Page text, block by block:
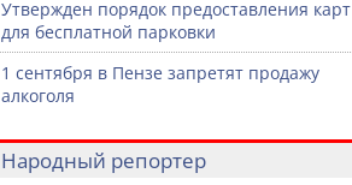
Утвержден порядок предоставления карт
для бесплатной парковки
1 сентября в Пензе запретят продажу
алкоголя
Народный репортер